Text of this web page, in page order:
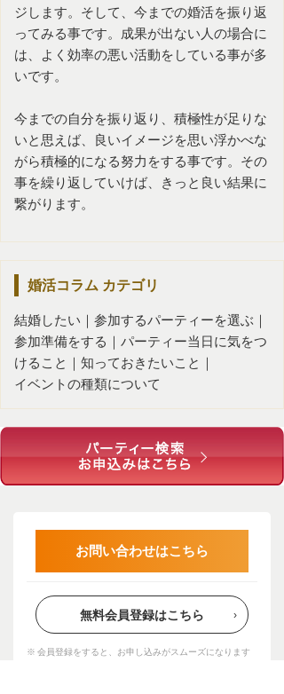
ジします。そして、今までの婚活を振り返
ってみる事です。成果が出ない人の場合に
は、よく効率の悪い活動をしている事が多
いです。
今までの自分を振り返り、積極性が足りな
いと思えば、良いイメージを思い浮かべな
がら積極的になる努力をする事です。その
事を繰り返していけば、きっと良い結果に
繋がります。
婚活コラム カテゴリ
結婚したい ｜ 参加するパーティーを選ぶ ｜
参加準備をする ｜ パーティー当日に気をつ
けること ｜ 知っておきたいこと ｜
イベントの種類について
お問い合わせはこちら
無料会員登録はこちら
会員登録をすると、お申し込みがスムーズになります